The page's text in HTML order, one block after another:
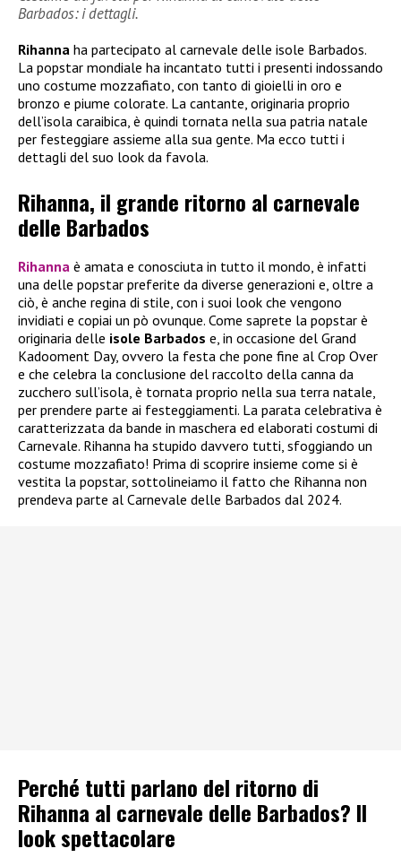
Barbados: i dettagli.
Rihanna ha partecipato al carnevale delle isole Barbados.
La popstar mondiale ha incantato tutti i presenti indossando
uno costume mozzafiato, con tanto di gioielli in oro e
bronzo e piume colorate. La cantante, originaria proprio
dell’isola caraibica, è quindi tornata nella sua patria natale
per festeggiare assieme alla sua gente. Ma ecco tutti i
dettagli del suo look da favola.
Rihanna, il grande ritorno al carnevale
delle Barbados
Rihanna è amata e conosciuta in tutto il mondo, è infatti
una delle popstar preferite da diverse generazioni e, oltre a
ciò, è anche regina di stile, con i suoi look che vengono
invidiati e copiai un pò ovunque. Come saprete la popstar è
originaria delle isole Barbados e, in occasione del Grand
Kadooment Day, ovvero la festa che pone fine al Crop Over
e che celebra la conclusione del raccolto della canna da
zucchero sull’isola, è tornata proprio nella sua terra natale,
per prendere parte ai festeggiamenti. La parata celebrativa è
caratterizzata da bande in maschera ed elaborati costumi di
Carnevale. Rihanna ha stupido davvero tutti, sfoggiando un
costume mozzafiato! Prima di scoprire insieme come si è
vestita la popstar, sottolineiamo il fatto che Rihanna non
prendeva parte al Carnevale delle Barbados dal 2024.
Perché tutti parlano del ritorno di
Rihanna al carnevale delle Barbados? Il
look spettacolare